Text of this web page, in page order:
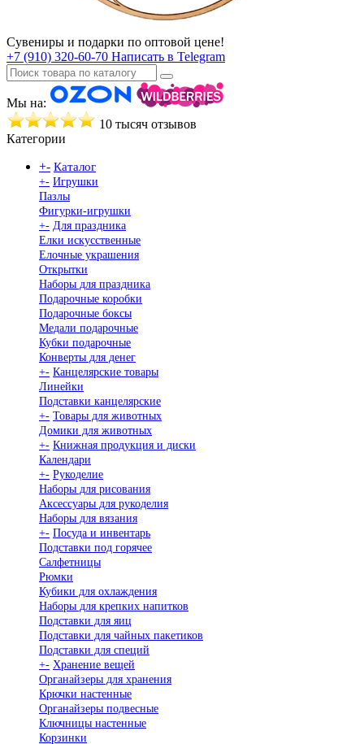
Сувениры и подарки по оптовой цене!
+7 (910) 320-60-70 Написать в Telegram
Мы на:
10 тысяч отзывов
Категории
+- Каталог
+- Игрушки
Пазлы
Фигурки-игрушки
+- Для праздника
Елки искусственные
Елочные украшения
Открытки
Наборы для праздника
Подарочные коробки
Подарочные боксы
Медали подарочные
Кубки подарочные
Конверты для денег
+- Канцелярские товары
Линейки
Подставки канцелярские
+- Товары для животных
Домики для животных
+- Книжная продукция и диски
Календари
+- Рукоделие
Наборы для рисования
Аксессуары для рукоделия
Наборы для вязания
+- Посуда и инвентарь
Подставки под горячее
Салфетницы
Рюмки
Кубики для охлаждения
Наборы для крепких напитков
Подставки для яиц
Подставки для чайных пакетиков
Подставки для специй
+- Хранение вещей
Органайзеры для хранения
Крючки настенные
Органайзеры подвесные
Ключницы настенные
Корзинки